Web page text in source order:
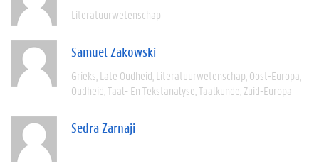
Literatuurwetenschap
Samuel Zakowski
Grieks Late Oudheid Literatuurwetenschap Oost-Europa
Oudheid Taal- En Tekstanalyse Taalkunde Zuid-Europa
Sedra Zarnaji